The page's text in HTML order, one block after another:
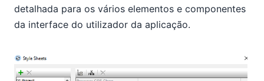
detalhada para os vários elementos e componentes
da interface do utilizador da aplicação.